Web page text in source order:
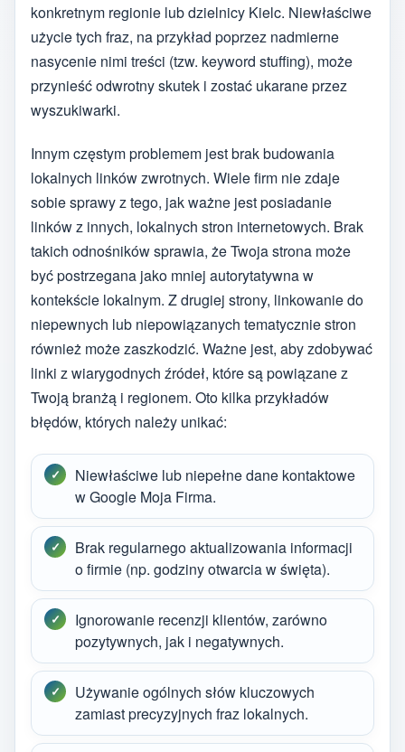
konkretnym regionie lub dzielnicy Kielc. Niewłaściwe
użycie tych fraz, na przykład poprzez nadmierne
nasycenie nimi treści (tzw. keyword stuffing), może
przynieść odwrotny skutek i zostać ukarane przez
wyszukiwarki.
Innym częstym problemem jest brak budowania
lokalnych linków zwrotnych. Wiele firm nie zdaje
sobie sprawy z tego, jak ważne jest posiadanie
linków z innych, lokalnych stron internetowych. Brak
takich odnośników sprawia, że Twoja strona może
być postrzegana jako mniej autorytatywna w
kontekście lokalnym. Z drugiej strony, linkowanie do
niepewnych lub niepowiązanych tematycznie stron
również może zaszkodzić. Ważne jest, aby zdobywać
linki z wiarygodnych źródeł, które są powiązane z
Twoją branżą i regionem. Oto kilka przykładów
błędów, których należy unikać:
Niewłaściwe lub niepełne dane kontaktowe
w Google Moja Firma.
Brak regularnego aktualizowania informacji
o firmie (np. godziny otwarcia w święta).
Ignorowanie recenzji klientów, zarówno
pozytywnych, jak i negatywnych.
Używanie ogólnych słów kluczowych
zamiast precyzyjnych fraz lokalnych.